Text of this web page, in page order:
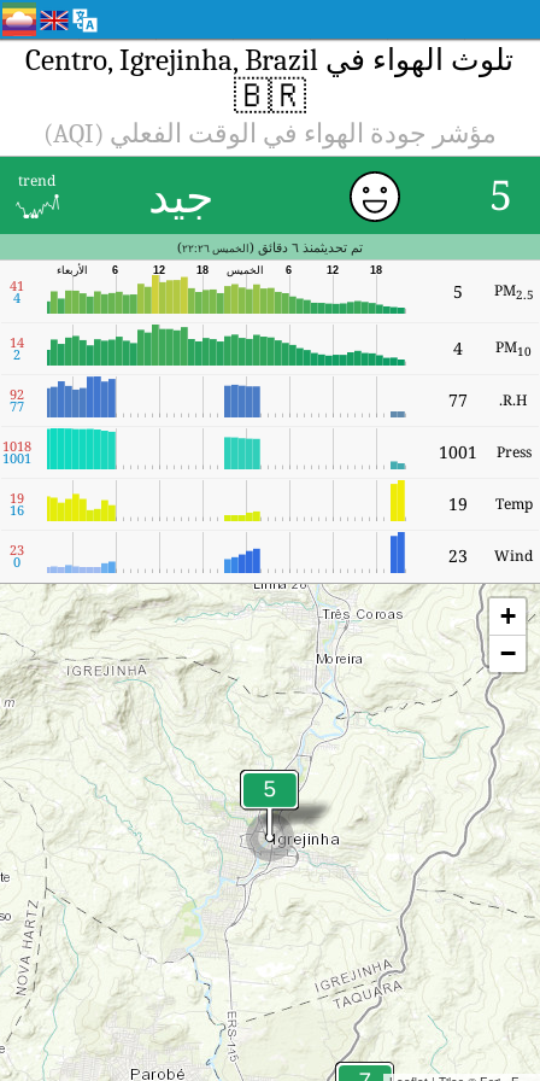
تلوث الهواء في Centro, Igrejinha, Brazil
🇧🇷
مؤشر جودة الهواء في الوقت الفعلي (AQI)
5 جيد trend
تم تحديثمنذ ٦ دقائق ( الخميس ٢٢:٢٦ )
PM2.5
5
18
12 الخميس 18
12 الأربعاء
41
4
PM10
4
14
2
R.H.
77
92
77
Press
1001
1018
1001
Temp
19
19
16
Wind
23
23
0
+
−